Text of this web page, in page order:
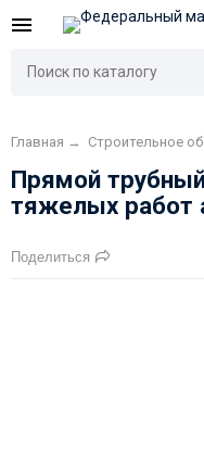
Главная → Строительное
Прямой
тяжелых работ
Поделиться